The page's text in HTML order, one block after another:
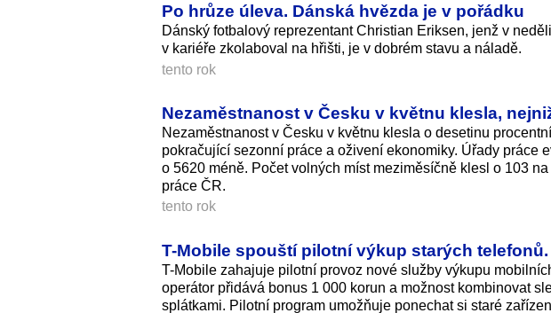
Po hrůze úleva. Dánská hvězda je v pořádku
Dánský fotbalový reprezentant Christian Eriksen, jenž v
v kariéře zkolaboval na hřišti, je v dobrém stavu a náladě.
tento rok
Nezaměstnanost v Česku v květnu klesla,
Nezaměstnanost v Česku v květnu klesla o desetinu
pokračující sezonní práce a oživení ekonomiky. Úřady práce
o 5620 méně. Počet volných míst meziměsíčně klesl o 103
práce ČR.
tento rok
T-Mobile spouští pilotní výkup starých
T-Mobile zahajuje pilotní provoz nové služby výkupu
operátor přidává bonus 1 000 korun a možnost kombinovat
splátkami. Pilotní program umožňuje ponechat si staré